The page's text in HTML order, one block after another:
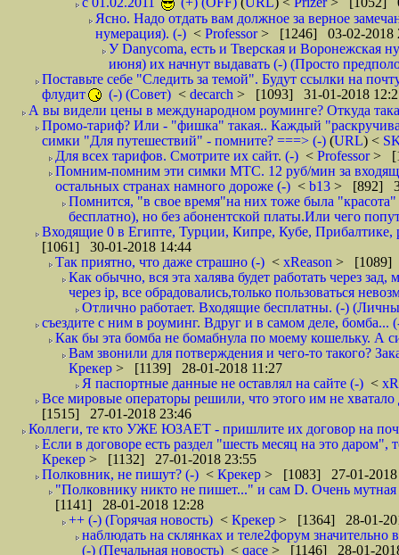
Ясно. Надо отдать вам должное за верное
нумерация). (-) < Professor> [1246] 03-02-2018
У Danycoma, есть и Тверская и Воронежская
июня) их начнут выдавать (-) (Просто
Поставьте себе "Следить за темой". Будут ссылки на
флудит
(-) (Совет) < decarch > [1093] 31-01-2018
А вы видели цены в международном роуминге? Откуда
Промо-тариф? Или - "фишка" такая.. Каждый
симки "Для путешествий" - помните? ===> (-) (URL) <
Для всех тарифов. Смотрите их сайт. (-) < Professor>
Помним-помним эти симки МТС. 12 руб/мин за
остальных странах намного дороже (-) < b13 > [892]
Помнится, "в свое время"на них тоже была
бесплатно), но без абонентской платы.Или чего
Входящие 0 в Египте, Турции, Кипре, Кубе,
[1061] 30-01-2018 14:44
Так приятно, что даже страшно (-) < xReason > [1089]
Как обычно, вся эта халява будет работать через
через ip, все обрадовались,только пользоваться
Отлично работает. Входящие бесплатны. (-)
съездите с ним в роуминг. Вдруг и в самом деле, бомба...
Как бы эта бомба не бомабнула по моему кошельку. А
Вам звонили для потверждения и чего-то такого?
Крекер > [1139] 28-01-2018 11:27
Я паспортные данные не оставлял на сайте (-) <
Все мировые операторы решили, что этого им не
[1515] 27-01-2018 23:46
Коллеги, те кто УЖЕ ЮЗАЕТ - пришлите их договор на
Если в договоре есть раздел "шесть месяц на это даром",
Крекер > [1132] 27-01-2018 23:55
Полковник, не пишут? (-) < Крекер > [1083] 27-01-2018
"Полковнику никто не пишет..." и сам D. Очень
[1141] 28-01-2018 12:28
++ (-) (Горячая новость) < Крекер > [1364] 28-01-
наблюдать на склянках и теле2форум
(-) (Печальная новость) < qace > [1146] 28-01-